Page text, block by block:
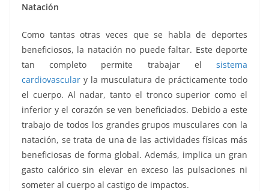
Natación
Como tantas otras veces que se habla de deportes
beneficiosos, la natación no puede faltar. Este deporte
tan completo permite trabajar el sistema
cardiovascular y la musculatura de prácticamente todo
el cuerpo. Al nadar, tanto el tronco superior como el
inferior y el corazón se ven beneficiados. Debido a este
trabajo de todos los grandes grupos musculares con la
natación, se trata de una de las actividades físicas más
beneficiosas de forma global. Además, implica un gran
gasto calórico sin elevar en exceso las pulsaciones ni
someter al cuerpo al castigo de impactos.